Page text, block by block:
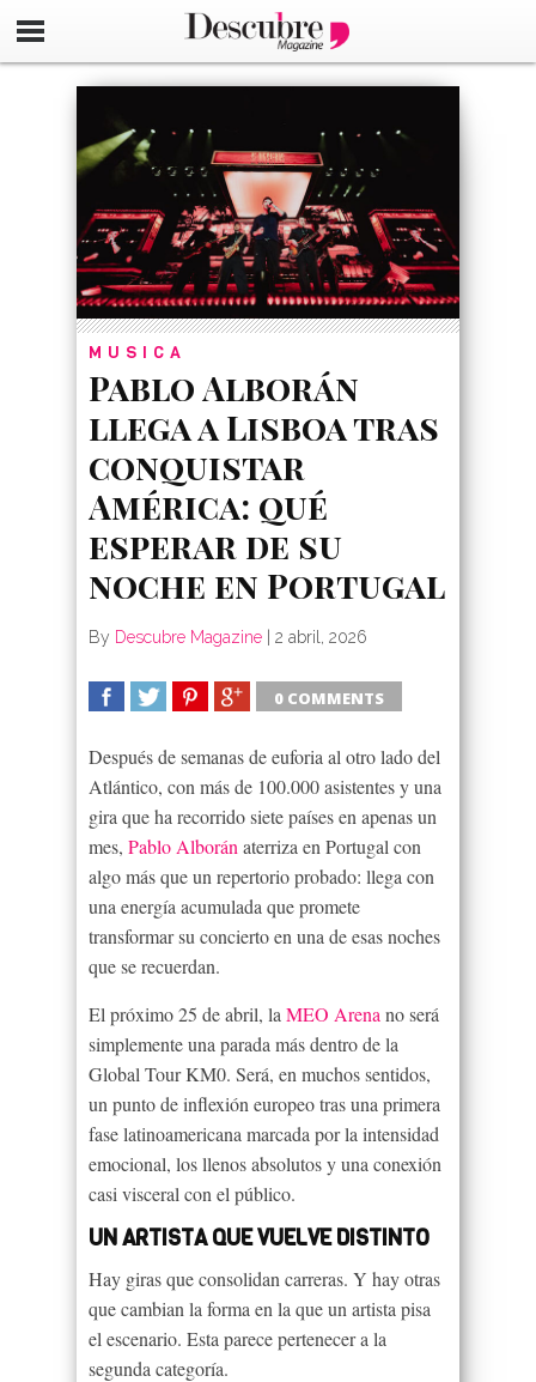
google-site-
MUSICA
Pablo Alborán
llega a Lisboa tras
conquistar
América: qué
esperar de su
noche en Portugal
By Descubre Magazine 2 abril, 2026
0 COMMENTS
Después de semanas de euforia al otro lado del
Atlántico, con más de 100.000 asistentes y una
gira que ha recorrido siete países en apenas un
mes, Pablo Alborán aterriza en Portugal con
algo más que un repertorio probado: llega con
una energía acumulada que promete
transformar su concierto en una de esas noches
que se recuerdan.
El próximo 25 de abril, la MEO Arena no será
simplemente una parada más dentro de la
Global Tour KM0. Será, en muchos sentidos,
un punto de inflexión europeo tras una primera
fase latinoamericana marcada por la intensidad
emocional, los llenos absolutos y una conexión
casi visceral con el público.
UN ARTISTA QUE VUELVE DISTINTO
Hay giras que consolidan carreras. Y hay otras
que cambian la forma en la que un artista pisa
el escenario. Esta parece pertenecer a la
segunda categoría.